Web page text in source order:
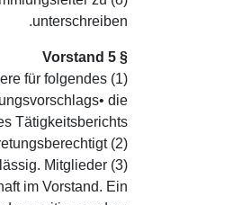
unterschreiben.
§ 5 Vorstand
für folgendes
• die
Tätigkeitsberichts .
(2) Der Vorstand besteht aus mindestens vier Mitgliedern. Die Vorstandsmitglieder sind einzelvertretungsberechtigt.
Mitglieder
im Vorstand. Ein